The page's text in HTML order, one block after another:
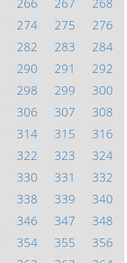
274 275
276
282 283
284
290 291
292
298 299
300
306 307
308
314 315
316
322 323
324
330 331
332
338 339
340
346 347
348
354 355
356